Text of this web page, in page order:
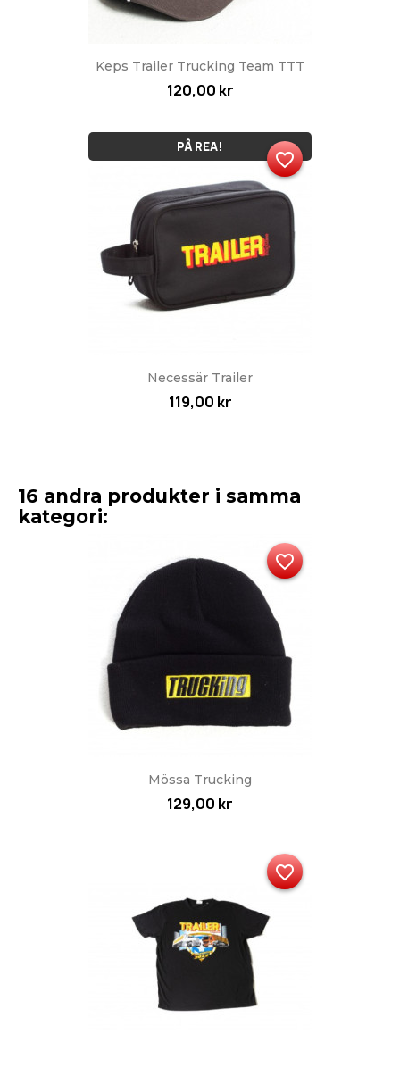
Keps Trailer Trucking Team TTT
120,00 kr
Necessär Trailer
119,00 kr
PÅ REA!
favorite_border
16 andra produkter i samma
kategori:
Mössa Trucking
129,00 kr
favorite_border
favorite_border